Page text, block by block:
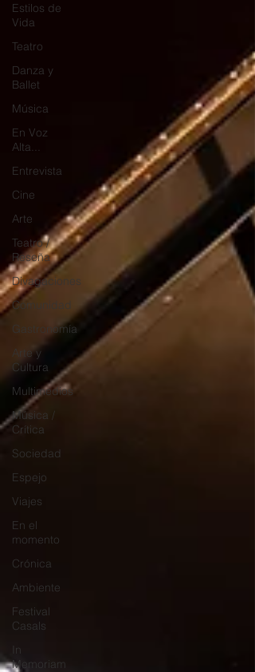
Estilos de
Vida
Teatro
Danza y
Ballet
Música
En Voz
Alta...
Entrevista
Cine
Arte
Teatro /
Reseña
Divagaciones
Comunidad
Gastronomía
Arte y
Cultura
Multimedios
Música /
Crítica
Sociedad
Espejo
Viajes
En el
momento
Crónica
Ambiente
Festival
Casals
In
Memoriam